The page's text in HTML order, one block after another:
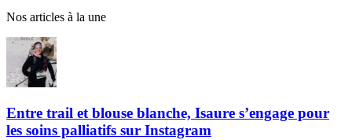
Nos articles à la une
Entre trail et blouse blanche, Isaure s’engage pour
les soins palliatifs sur Instagram